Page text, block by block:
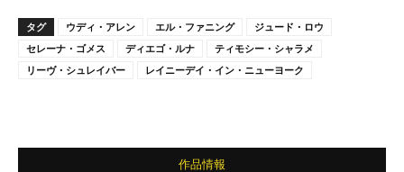
タグ ウディ・アレン エル・ファニング
ジュード・ロウ
セレーナ・ゴメス
ディエゴ・ルナ
ティモシー・シャラメ
リーヴ・シュレイバー
レイニーデイ・イン・ニューヨーク
作品情報